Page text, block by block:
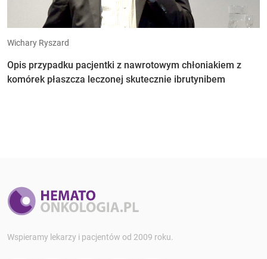
Wichary Ryszard
Opis przypadku pacjentki z nawrotowym chłoniakiem z
komórek płaszcza leczonej skutecznie ibrutynibem
Wspieramy lekarzy i pacjentów od 2009 roku.